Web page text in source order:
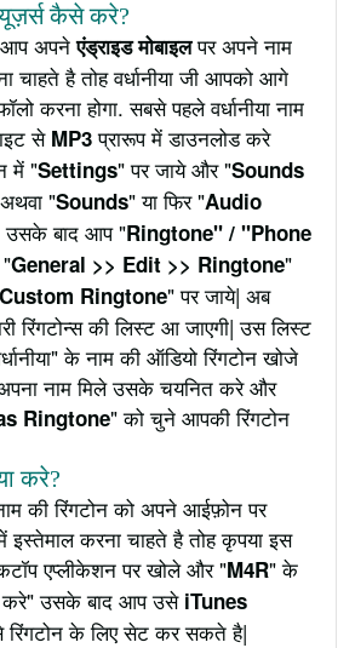
यूज़र्स कैसे करे?
आप अपनेएंड्राइड मोबाइलपर अपने नाम
चाहते है तोह वर्धानीया जी आपको आगे
करना होगा. सबसे पहले वर्धानीया नाम
से MP3प्रारूप में डाउनलोड करे
में "Settings" पर जाये और "Sounds
"Sounds" या फिर "Audio
उसके बाद आप "Ringtone" / "Phone
General >> Edit >> Ringtone"
Custom Ringtone" पर जाये| अब
रिंगटोन्स की लिस्ट आ जाएगी| उस लिस्ट
के नाम की ऑडियो रिंगटोन खोजे
नाम मिले उसके चयनित करे और
Ringtone" को चुने आपकी रिंगटोन
करे?
की रिंगटोन को अपने आईफ़ोन पर
करना चाहते है तोह कृपया इस
एप्लीकेशन पर खोले और "M4R" के
करे" उसके बाद आप उसे iTunes
रिंगटोन के लिए सेट कर सकते है|